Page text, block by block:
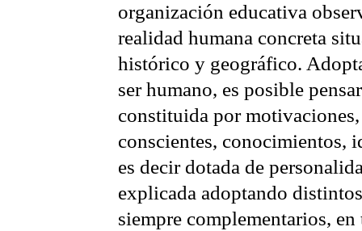
organización educativa
realidad humana concreta
histórico y geográfico.
ser humano, es posible
constituida por
conscientes, conocimientos,
es decir dotada de
explicada adoptando
siempre complementarios,